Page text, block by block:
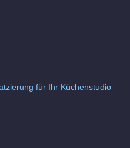
für Ihr Küchenstudio